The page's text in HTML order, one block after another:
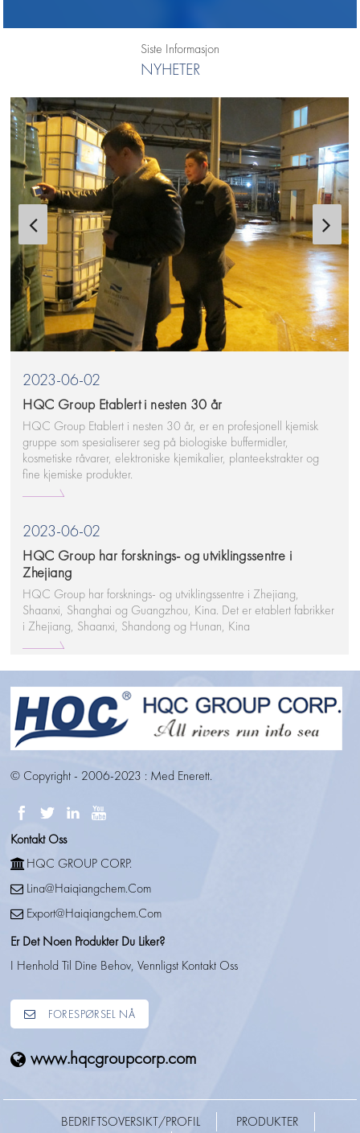
Siste Informasjon
NYHETER
2023-06-02
HQC Group Etablert i nesten 30 år
HQC Group Etablert i nesten 30 år, er en profesjonell kjemisk
gruppe som spesialiserer seg på biologiske buffermidler,
kosmetiske råvarer, elektroniske kjemikalier, planteekstrakter og
fine kjemiske produkter.
2023-06-02
HQC Group har forsknings- og utviklingssentre i
Zhejiang
HQC Group har forsknings- og utviklingssentre i Zhejiang,
Shaanxi, Shanghai og Guangzhou, Kina. Det er etablert fabrikker
i Zhejiang, Shaanxi, Shandong og Hunan, Kina
© Copyright - 2006-2023 : Med Enerett.
Kontakt Oss
HQC GROUP CORP.
Lina@haiqiangchem.com
Export@haiqiangchem.com
Er Det Noen Produkter Du Liker?
I Henhold Til Dine Behov, Vennligst Kontakt Oss
FORESPØRSEL NÅ
www.hqcgroupcorp.com
BEDRIFTSOVERSIKT/PROFIL
PRODUKTER